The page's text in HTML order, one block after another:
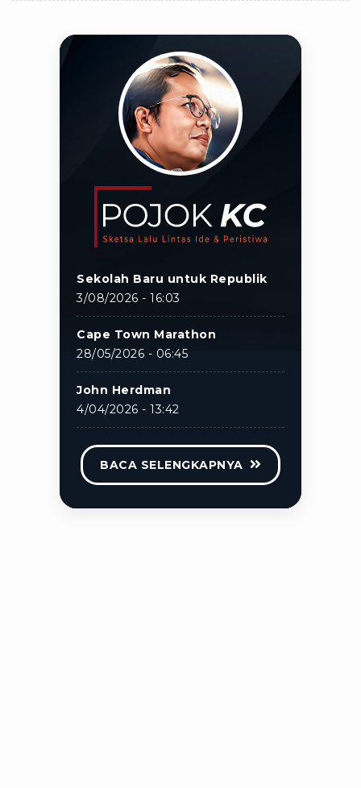
Sekolah Baru untuk Republik
3/08/2026 - 16:03
Cape Town Marathon
28/05/2026 - 06:45
John Herdman
4/04/2026 - 13:42
BACA SELENGKAPNYA